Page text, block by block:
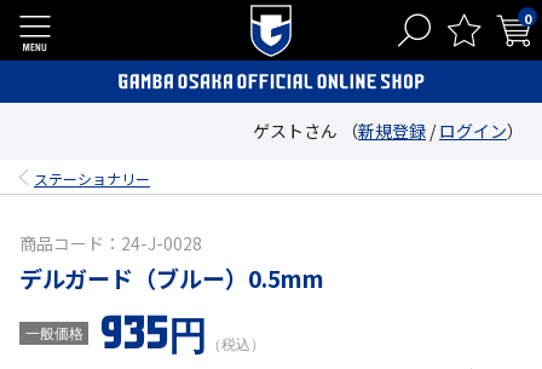
0
ゲストさん （新規登録 /ログイン）
ステーショナリー
商品コード：24-J-0028
デルガード（ブルー）0.5mm
一般価格 935円 （税込）